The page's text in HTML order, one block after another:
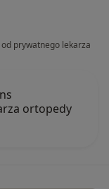
prywatnego lekarza
ortopedy